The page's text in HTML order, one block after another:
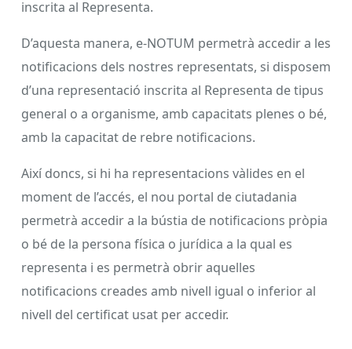
inscrita al Representa.
D’aquesta manera, e-NOTUM permetrà accedir a les
notificacions dels nostres representats, si disposem
d’una representació inscrita al Representa de tipus
general o a organisme, amb capacitats plenes o bé,
amb la capacitat de rebre notificacions.
Així doncs, si hi ha representacions vàlides en el
moment de l’accés, el nou portal de ciutadania
permetrà accedir a la bústia de notificacions pròpia
o bé de la persona física o jurídica a la qual es
representa i es permetrà obrir aquelles
notificacions creades amb nivell igual o inferior al
nivell del certificat usat per accedir.